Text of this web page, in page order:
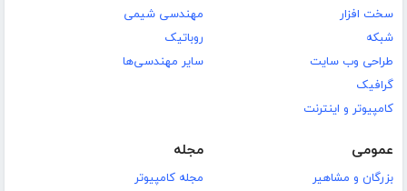
سخت افزار
شبکه
طراحی وب سایت
گرافیک
کامپیوتر و اینترنت
مهندسی شیمی
روباتیک
سایر مهندسی‌ها
عمومی
بزرگان و مشاهیر
مجله
مجله کامپیوتر